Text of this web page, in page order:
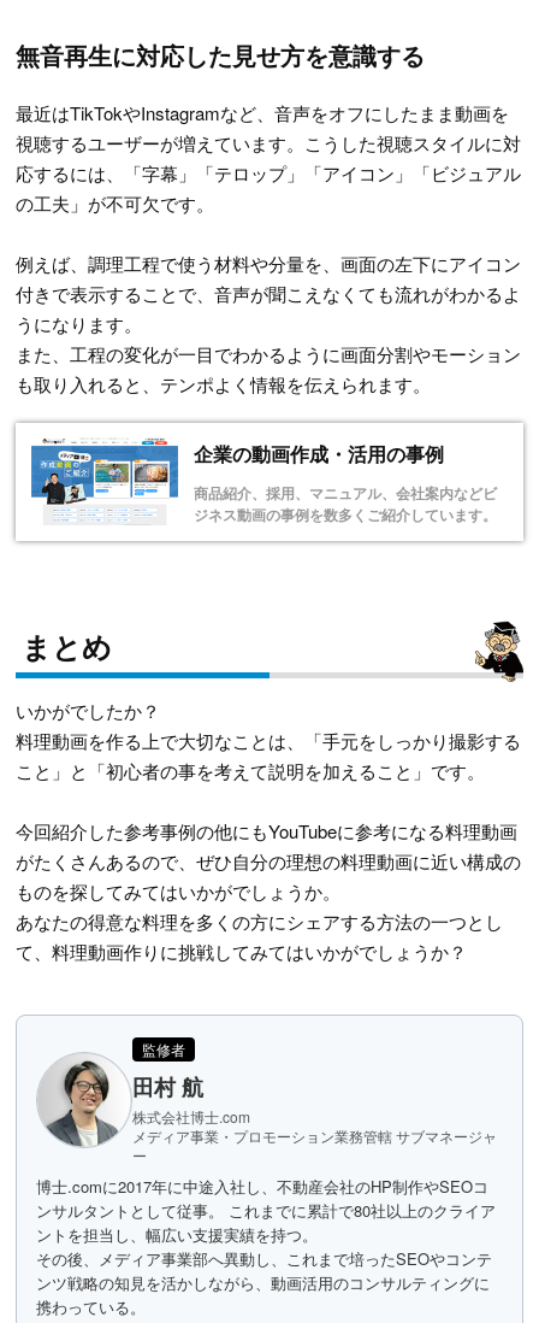
無音再生に対応した見せ方を意識する
最近はTikTokやInstagramなど、音声をオフにしたまま動画を
視聴するユーザーが増えています。こうした視聴スタイルに対
応するには、「字幕」「テロップ」「アイコン」「ビジュアル
の工夫」が不可欠です。
例えば、調理工程で使う材料や分量を、画面の左下にアイコン
付きで表示することで、音声が聞こえなくても流れがわかるよ
うになります。
また、工程の変化が一目でわかるように画面分割やモーション
も取り入れると、テンポよく情報を伝えられます。
企業の動画作成・活用の事例
商品紹介、採用、マニュアル、会社案内などビ
ジネス動画の事例を数多くご紹介しています。
まとめ
いかがでしたか？
料理動画を作る上で大切なことは、「手元をしっかり撮影する
こと」と「初心者の事を考えて説明を加えること」です。
今回紹介した参考事例の他にもYouTubeに参考になる料理動画
がたくさんあるので、ぜひ自分の理想の料理動画に近い構成の
ものを探してみてはいかがでしょうか。
あなたの得意な料理を多くの方にシェアする方法の一つとし
て、料理動画作りに挑戦してみてはいかがでしょうか？
監修者
田村 航
株式会社博士.com
メディア事業・プロモーション業務管轄 サブマネージャ
ー
博士.comに2017年に中途入社し、不動産会社のHP制作やSEOコ
ンサルタントとして従事。 これまでに累計で80社以上のクライア
ントを担当し、幅広い支援実績を持つ。
その後、メディア事業部へ異動し、これまで培ったSEOやコンテ
ンツ戦略の知見を活かしながら、動画活用のコンサルティングに
携わっている。